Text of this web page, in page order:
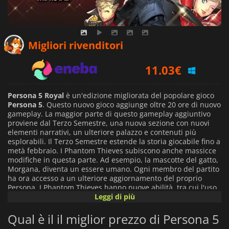
Migliori rivenditori
11.03€
14.09€
Persona 5 Royal è un'edizione migliorata del popolare gioco
Persona 5. Questo nuovo gioco aggiunge oltre 20 ore di nuovo
gameplay. La maggior parte di questo gameplay aggiuntivo
proviene dal Terzo Semestre, una nuova sezione con nuovi
elementi narrativi, un ulteriore palazzo e contenuti più
esplorabili. Il Terzo Semestre estende la storia giocabile fino a
metà febbraio. I Phantom Thieves subiscono anche massicce
modifiche in questa parte. Ad esempio, la mascotte del gatto,
Morgana, diventa un essere umano. Ogni membro del partito
ha ora accesso a un ulteriore aggiornamento del proprio
Persona. I Phantom Thieves hanno nuove abilità, tra cui l'uso
di un rampino e attacchi speciali chiamati Showtime.
Ci sono tre nuovi personaggi principali inPersona 5 Royal:
Kasumi Yoshizawa, Takuro Maruki e José, con Kasumi che si
Leggi di più
Qual è il il miglior prezzo di Persona 5